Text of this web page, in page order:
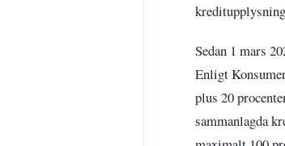
Sedan 1 mars
Enligt
plus 20
sammanlagda